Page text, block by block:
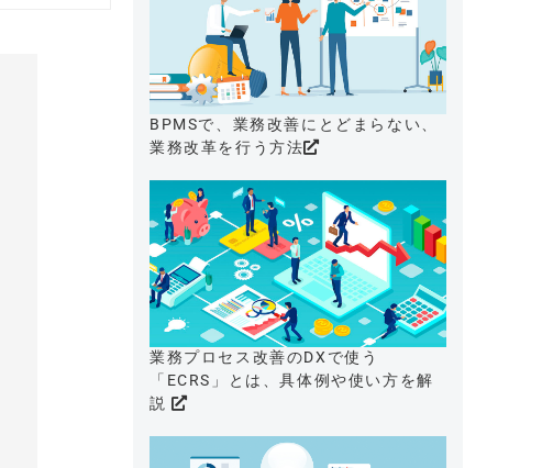
BPMSで、業務改善にとどまらない、
業務改革を行う方法
業務プロセス改善のDXで使う
「ECRS」とは、具体例や使い方を解
説